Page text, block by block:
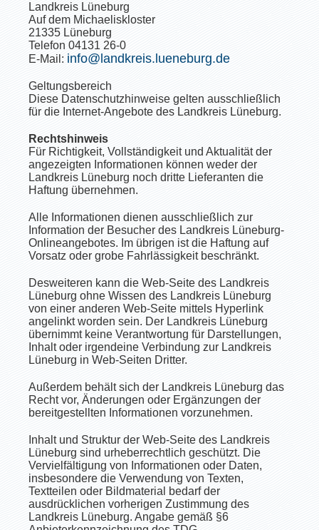
Landkreis Lüneburg
Auf dem Michaeliskloster
21335 Lüneburg
Telefon 04131 26-0
E-Mail: info@landkreis.lueneburg.de
Geltungsbereich
Diese Datenschutzhinweise gelten ausschließlich
für die Internet-Angebote des Landkreis Lüneburg.
Rechtshinweis
Für Richtigkeit, Vollständigkeit und Aktualität der
angezeigten Informationen können weder der
Landkreis Lüneburg noch dritte Lieferanten die
Haftung übernehmen.
Alle Informationen dienen ausschließlich zur
Information der Besucher des Landkreis Lüneburg-
Onlineangebotes. Im übrigen ist die Haftung auf
Vorsatz oder grobe Fahrlässigkeit beschränkt.
Desweiteren kann die Web-Seite des Landkreis
Lüneburg ohne Wissen des Landkreis Lüneburg
von einer anderen Web-Seite mittels Hyperlink
angelinkt worden sein. Der Landkreis Lüneburg
übernimmt keine Verantwortung für Darstellungen,
Inhalt oder irgendeine Verbindung zur Landkreis
Lüneburg in Web-Seiten Dritter.
Außerdem behält sich der Landkreis Lüneburg das
Recht vor, Änderungen oder Ergänzungen der
bereitgestellten Informationen vorzunehmen.
Inhalt und Struktur der Web-Seite des Landkreis
Lüneburg sind urheberrechtlich geschützt. Die
Vervielfältigung von Informationen oder Daten,
insbesondere die Verwendung von Texten,
Textteilen oder Bildmaterial bedarf der
ausdrücklichen vorherigen Zustimmung des
Landkreis Lüneburg. Angabe gemäß §6